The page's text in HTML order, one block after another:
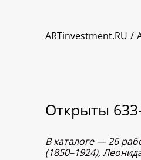
ARTinvestment.RU
Открыты
В каталоге — 26
(1850–1924),